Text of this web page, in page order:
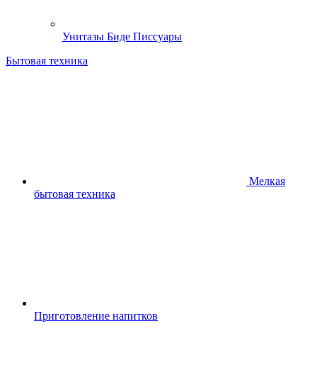
Унитазы Биде Писсуары
Бытовая техника
Мелкая
бытовая техника
Приготовление напитков